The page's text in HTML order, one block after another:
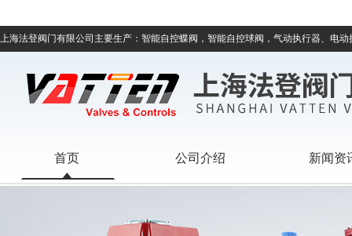
上海法登阀门有限公司主要生产：智能自控蝶阀，智能自控球阀，气动执行器、电
首页 公司介绍 新闻资